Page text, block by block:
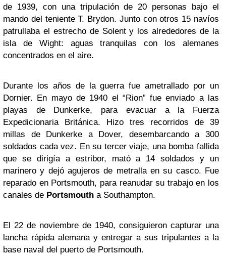
de 1939, con una tripulación de 20 personas bajo el
mando del teniente T. Brydon. Junto con otros 15 navíos
patrullaba el estrecho de Solent y los alrededores de la
isla de Wight: aguas tranquilas con los alemanes
concentrados en el aire.
Durante los años de la guerra fue ametrallado por un
Dornier. En mayo de 1940 el “Rion” fue enviado a las
playas de Dunkerke, para evacuar a la Fuerza
Expedicionaria Británica. Hizo tres recorridos de 39
millas de Dunkerke a Dover, desembarcando a 300
soldados cada vez. En su tercer viaje, una bomba fallida
que se dirigía a estribor, mató a 14 soldados y un
marinero y dejó agujeros de metralla en su casco. Fue
reparado en Portsmouth, para reanudar su trabajo en los
canales de Portsmouth a Southampton.
El 22 de noviembre de 1940, consiguieron capturar una
lancha rápida alemana y entregar a sus tripulantes a la
base naval del puerto de Portsmouth.